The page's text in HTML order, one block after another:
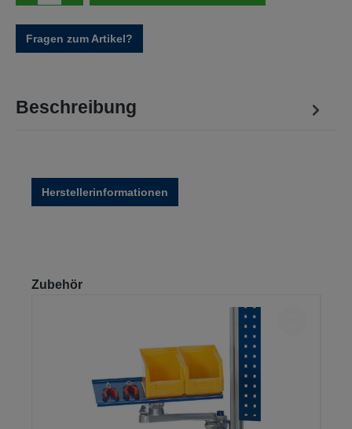
Fragen zum Artikel?
Beschreibung
Herstellerinformationen
Produktgalerie überspringen
Zubehör